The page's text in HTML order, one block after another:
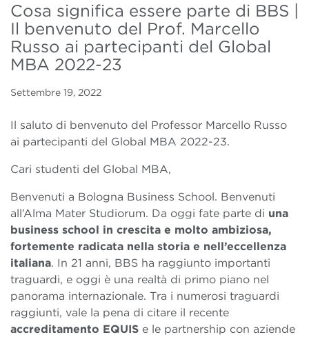
Cosa significa essere parte di BBS |
Il benvenuto del Prof. Marcello
Russo ai partecipanti del Global
MBA 2022-23
Settembre 19, 2022
Il saluto di benvenuto del Professor Marcello Russo
ai partecipanti del Global MBA 2022-23.
Cari studenti del Global MBA,
Benvenuti a Bologna Business School. Benvenuti
all’Alma Mater Studiorum. Da oggi fate parte di una
business school in crescita e molto ambiziosa,
fortemente radicata nella storia e nell’eccellenza
italiana. In 21 anni, BBS ha raggiunto importanti
traguardi, e oggi è una realtà di primo piano nel
panorama internazionale. Tra i numerosi traguardi
raggiunti, vale la pena di citare il recente
accreditamento EQUIS e le partnership con aziende